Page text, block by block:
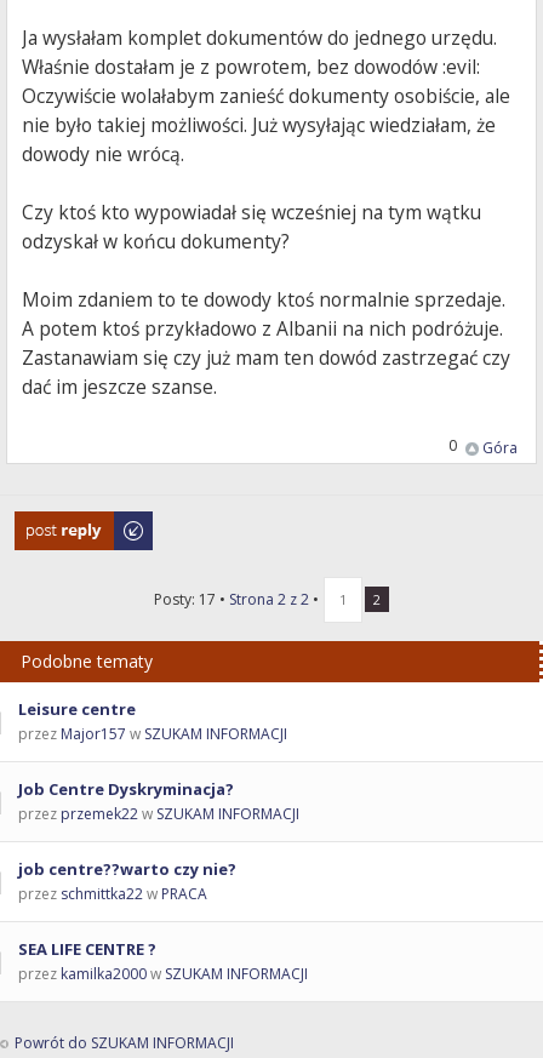
Ja wysłałam komplet dokumentów do jednego urzędu.
Właśnie dostałam je z powrotem, bez dowodów :evil:
Oczywiście wolałabym zanieść dokumenty osobiście, ale
nie było takiej możliwości. Już wysyłając wiedziałam, że
dowody nie wrócą.
Czy ktoś kto wypowiadał się wcześniej na tym wątku
odzyskał w końcu dokumenty?
Moim zdaniem to te dowody ktoś normalnie sprzedaje.
A potem ktoś przykładowo z Albanii na nich podróżuje.
Zastanawiam się czy już mam ten dowód zastrzegać czy
dać im jeszcze szanse.
Góra
0
Odpowiedz
Posty: 17 • Strona 2z2• 1 2
Podobne tematy
Leisure centre
przez Major157 w SZUKAM INFORMACJI
Job Centre Dyskryminacja?
przez przemek22w SZUKAM INFORMACJI
job centre??warto czy nie?
przez schmittka22w PRACA
SEA LIFE CENTRE ?
przez kamilka2000w SZUKAM INFORMACJI
Powrót do SZUKAM INFORMACJI